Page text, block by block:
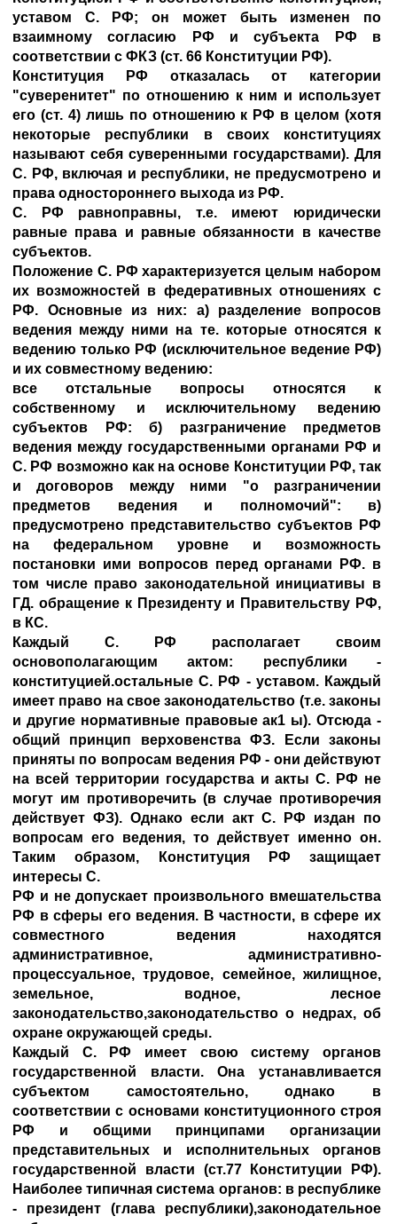
уставом С. РФ; он может быть изменен по
взаимному согласию РФ и субъекта РФ в
соответствии с ФКЗ (ст. 66 Конституции РФ).
Конституция РФ отказалась от категории
"суверенитет" по отношению к ним и использует
его (ст. 4) лишь по отношению к РФ в целом (хотя
некоторые республики в своих конституциях
называют себя суверенными государствами). Для
С. РФ, включая и республики, не предусмотрено и
права одностороннего выхода из РФ.
С. РФ равноправны, т.е. имеют юридически
равные права и равные обязанности в качестве
субъектов.
Положение С. РФ характеризуется целым набором
их возможностей в федеративных отношениях с
РФ. Основные из них: а) разделение вопросов
ведения между ними на те. которые относятся к
ведению только РФ (исключительное ведение РФ)
и их совместному ведению:
все отстальные вопросы относятся к
собственному и исключительному ведению
субъектов РФ: б) разграничение предметов
ведения между государственными органами РФ и
С. РФ возможно как на основе Конституции РФ, так
и договоров между ними "о разграничении
предметов ведения и полномочий": в)
предусмотрено представительство субъектов РФ
на федеральном уровне и возможность
постановки ими вопросов перед органами РФ. в
том числе право законодательной инициативы в
ГД. обращение к Президенту и Правительству РФ,
в КС.
Каждый С. РФ располагает своим
основополагающим актом: республики -
конституцией.остальные С. РФ - уставом. Каждый
имеет право на свое законодательство (т.е. законы
и другие нормативные правовые ак1 ы). Отсюда -
общий принцип верховенства ФЗ. Если законы
приняты по вопросам ведения РФ - они действуют
на всей территории государства и акты С. РФ не
могут им противоречить (в случае противоречия
действует ФЗ). Однако если акт С. РФ издан по
вопросам его ведения, то действует именно он.
Таким образом, Конституция РФ защищает
интересы С.
РФ и не допускает произвольного вмешательства
РФ в сферы его ведения. В частности, в сфере их
совместного ведения находятся
административное, административно-
процессуальное, трудовое, семейное, жилищное,
земельное, водное, лесное
законодательство,законодательство о недрах, об
охране окружающей среды.
Каждый С. РФ имеет свою систему органов
государственной власти. Она устанавливается
субъектом самостоятельно, однако в
соответствии с основами конституционного строя
РФ и общими принципами организации
представительных и исполнительных органов
государственной власти (ст.77 Конституции РФ).
Наиболее типичная система органов: в республике
- президент (глава республики),законодательное